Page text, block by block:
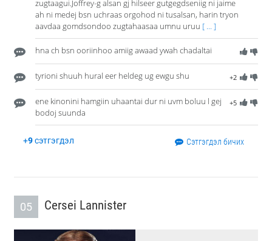
zugtaagui.Joffrey-g alsan gj hilseer gutgegdseniig ni jaime
ah ni medej bsn uchraas orgohod ni tusalsan, harin tryon
aavdaa gomdsondoo zugtahaasaa umnu uruu [ ... ]
hna ch bsn ooriinhoo amiig awaad ywah chadaltai
+2
tyrioni shuuh hural eer heldeg ug ewgu shu
+5
ene kinonini hamgiin uhaantai dur ni uvm boluu l gej
bodoj suunda
+9сэтгэгдэл Сэтгэгдэл бичих
05 Cersei Lannister